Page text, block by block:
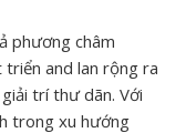
phương châm
triển and lan rộng ra
trí thư dãn. Với
trong xu hướng